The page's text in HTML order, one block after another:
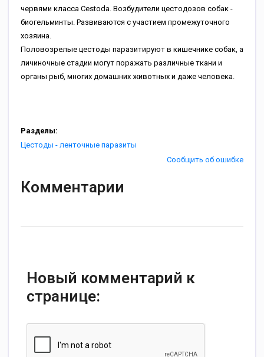
червями класса Cestoda. Возбудители цестодозов собак -
биогельминты. Развиваются с участием промежуточного
хозяина.
Половозрелые цестоды паразитируют в кишечнике собак, а
личиночные стадии могут поражать различные ткани и
органы рыб, многих домашних животных и даже человека.
Разделы:
Цестоды - ленточные паразиты
Сообщить об ошибке
Комментарии
Новый комментарий к
странице: